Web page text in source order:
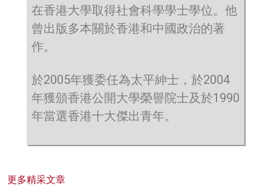
在香港大學取得社會科學學士學位。他
曾出版多本關於香港和中國政治的著
作。
於2005年獲委任為太平紳士，於2004
年獲頒香港公開大學榮譽院士及於1990
年當選香港十大傑出青年。
更多精采文章